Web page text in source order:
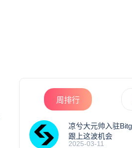
周排行
凉兮大元帅入驻
跟上这波机会
2025-03-11